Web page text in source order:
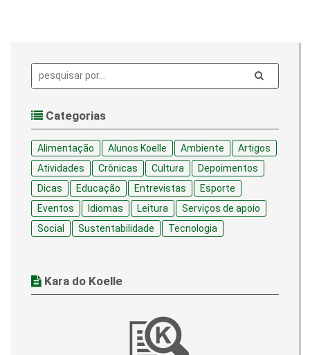
Pesquisa:
Categorias
Alimentação Alunos Koelle Ambiente
Artigos
Atividades
Crônicas Cultura
Depoimentos
Dicas
Educação Entrevistas
Esporte
Eventos
Idiomas Leitura
Serviços de apoio
Social
Sustentabilidade Tecnologia
Kara do Koelle